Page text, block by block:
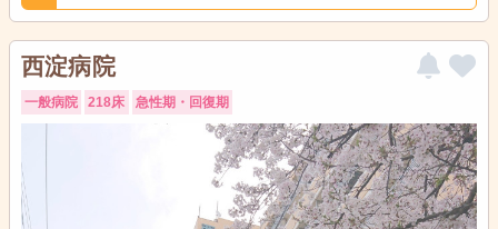
西淀病院
一般病院 218床 急性期・回復期